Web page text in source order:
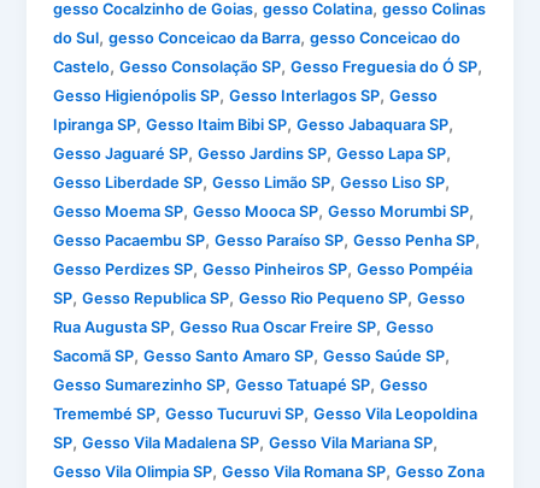
gesso Cocalzinho de Goias,gesso Colatina,gesso Colinas
do Sul,gesso Conceicao da Barra,gesso Conceicao do
Castelo,Gesso Consolação SP,Gesso Freguesia do Ó SP,
Gesso Higienópolis SP,Gesso Interlagos SP,Gesso
Ipiranga SP,Gesso Itaim Bibi SP,Gesso Jabaquara SP,
Gesso Jaguaré SP,Gesso Jardins SP,Gesso Lapa SP,
Gesso Liberdade SP,Gesso Limão SP,Gesso Liso SP,
Gesso Moema SP,Gesso Mooca SP,Gesso Morumbi SP,
Gesso Pacaembu SP,Gesso Paraíso SP,Gesso Penha SP,
Gesso Perdizes SP,Gesso Pinheiros SP,Gesso Pompéia
SP,Gesso Republica SP,Gesso Rio Pequeno SP,Gesso
Rua Augusta SP,Gesso Rua Oscar Freire SP,Gesso
Sacomã SP,Gesso Santo Amaro SP,Gesso Saúde SP,
Gesso Sumarezinho SP,Gesso Tatuapé SP,Gesso
Tremembé SP,Gesso Tucuruvi SP,Gesso Vila Leopoldina
SP,Gesso Vila Madalena SP,Gesso Vila Mariana SP,
Gesso Vila Olimpia SP,Gesso Vila Romana SP,Gesso Zona